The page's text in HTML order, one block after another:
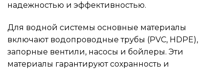
надежностью и эффективностью.
Для водной системы основные материалы
включают водопроводные трубы (PVC, HDPE),
запорные вентили, насосы и бойлеры. Эти
материалы гарантируют сохранность и